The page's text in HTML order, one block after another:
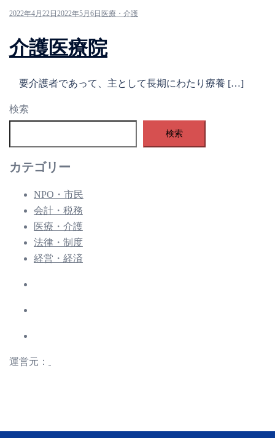
2022年4月22日 2022年5月6日 医療・介護
介護医療院
要介護者であって、主として長期にわたり療養 […]
検索
検索
カテゴリー
NPO・市民
会計・税務
医療・介護
法律・制度
経営・経済
運営元：